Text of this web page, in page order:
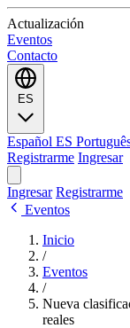
Actualización
Eventos
Contacto
ES
Español ES
Registrarme Ingresar
Ingresar Registrarme
Eventos
Inicio
/
Eventos
/
Nueva
reales